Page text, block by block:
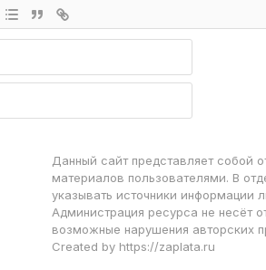
я
l
*
Данный сайт представляет собой
материалов пользователями. В
указывать источники информации
Администрация ресурса не несёт
возможные нарушения авторских
Created by https://zaplata.ru